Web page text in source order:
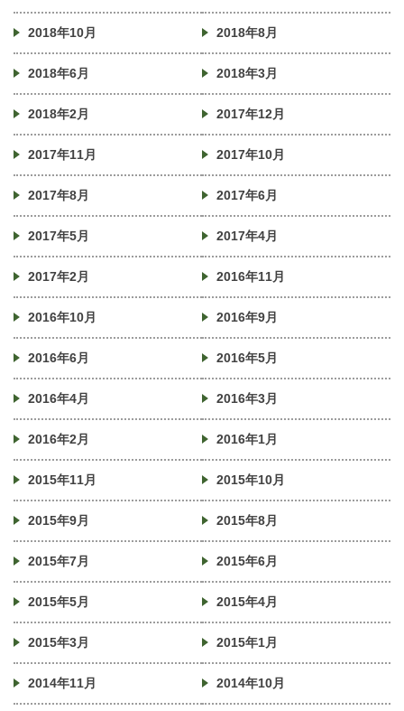
2018年10月 2018年8月
2018年6月 2018年3月
2018年2月 2017年12月
2017年11月 2017年10月
2017年8月 2017年6月
2017年5月 2017年4月
2017年2月 2016年11月
2016年10月 2016年9月
2016年6月 2016年5月
2016年4月 2016年3月
2016年2月 2016年1月
2015年11月 2015年10月
2015年9月 2015年8月
2015年7月 2015年6月
2015年5月 2015年4月
2015年3月 2015年1月
2014年11月 2014年10月